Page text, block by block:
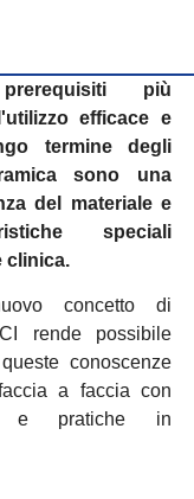
più
efficace e
termine degli
sono una
del materiale e
speciali
clinica.
concetto di
rende possibile
conoscenze
a faccia con
e pratiche in